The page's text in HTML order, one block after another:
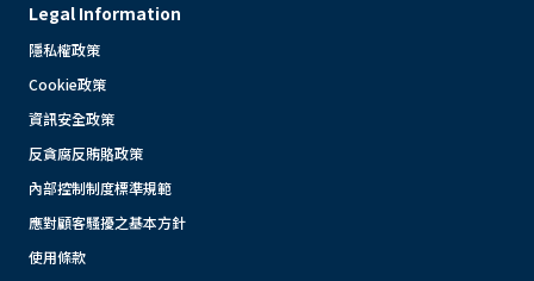
Legal Information
隱私權政策
Cookie政策
資訊安全政策
反貪腐反賄賂政策
內部控制制度標準規範
應對顧客騷擾之基本方針
使用條款